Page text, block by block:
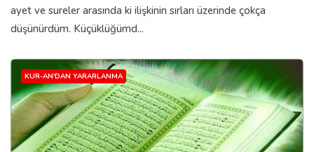
ayet ve sureler arasında ki ilişkinin sırları üzerinde çokça
düşünürdüm. Küçüklüğümd...
KUR-AN'DAN YARARLANMA